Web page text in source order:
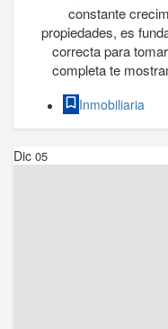
constante
propiedades, es
correcta para
completa te
Inmobiliaria
Dic 05